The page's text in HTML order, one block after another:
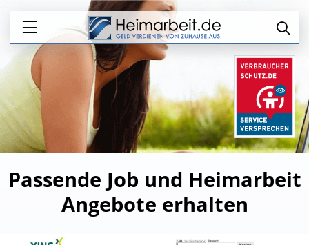
Passende Job und Heimarbeit
Angebote erhalten